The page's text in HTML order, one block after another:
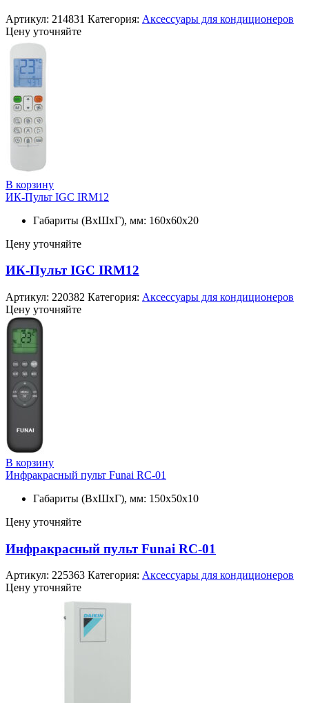
Артикул: 214831 Категория: Аксессуары для кондиционеров
Цену уточняйте
В корзину
ИК-Пульт IGC IRM12
Габариты (ВхШхГ), мм: 160х60х20
Цену уточняйте
ИК-Пульт IGC IRM12
Артикул: 220382 Категория: Аксессуары для кондиционеров
Цену уточняйте
В корзину
Инфракрасный пульт Funai RC-01
Габариты (ВхШхГ), мм: 150x50x10
Цену уточняйте
Инфракрасный пульт Funai RC-01
Артикул: 225363 Категория: Аксессуары для кондиционеров
Цену уточняйте